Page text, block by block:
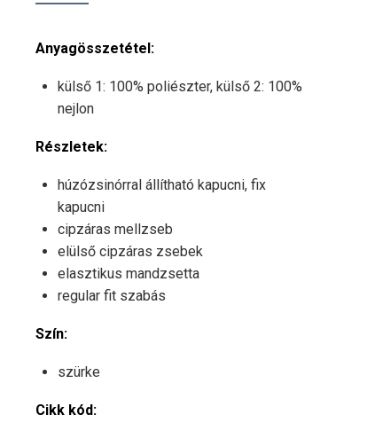
Anyagösszetétel:
külső 1: 100% poliészter, külső 2: 100%
nejlon
Részletek:
húzózsinórral állítható kapucni, fix
kapucni
cipzáras mellzseb
elülső cipzáras zsebek
elasztikus mandzsetta
regular fit szabás
Szín:
szürke
Cikk kód: